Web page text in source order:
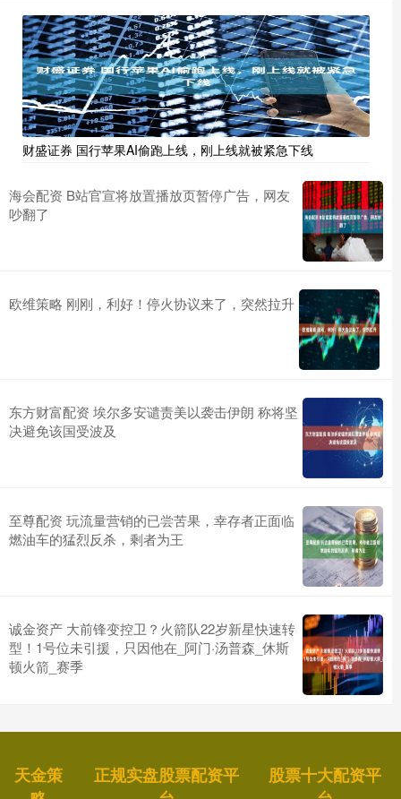
财盛证券 国行苹果AI偷跑上线，刚上线就被紧急下线
海会配资 B站官宣将放置播放页暂停广告，网友
吵翻了
欧维策略 刚刚，利好！停火协议来了，突然拉升
东方财富配资 埃尔多安谴责美以袭击伊朗 称将坚
决避免该国受波及
至尊配资 玩流量营销的已尝苦果，幸存者正面临
燃油车的猛烈反杀，剩者为王
诚金资产 大前锋变控卫？火箭队22岁新星快速转
型！1号位未引援，只因他在_阿门·汤普森_休斯
顿火箭_赛季
天金策
正规实盘股票配资平
股票十大配资平